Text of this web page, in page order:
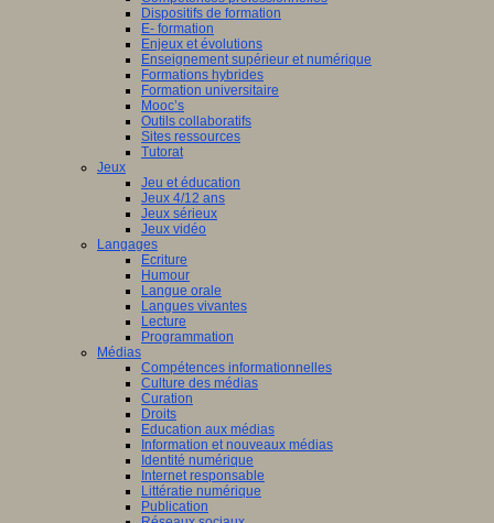
Dispositifs de formation
E- formation
Enjeux et évolutions
Enseignement supérieur et numérique
Formations hybrides
Formation universitaire
Mooc’s
Outils collaboratifs
Sites ressources
Tutorat
Jeux
Jeu et éducation
Jeux 4/12 ans
Jeux sérieux
Jeux vidéo
Langages
Ecriture
Humour
Langue orale
Langues vivantes
Lecture
Programmation
Médias
Compétences informationnelles
Culture des médias
Curation
Droits
Education aux médias
Information et nouveaux médias
Identité numérique
Internet responsable
Littératie numérique
Publication